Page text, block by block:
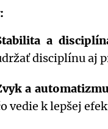
a
disciplínu aj
a
vedie k lepšej